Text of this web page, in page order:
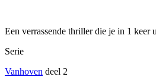
Een verrassende thriller die je in 1 keer
Serie
Vanhoven deel 2